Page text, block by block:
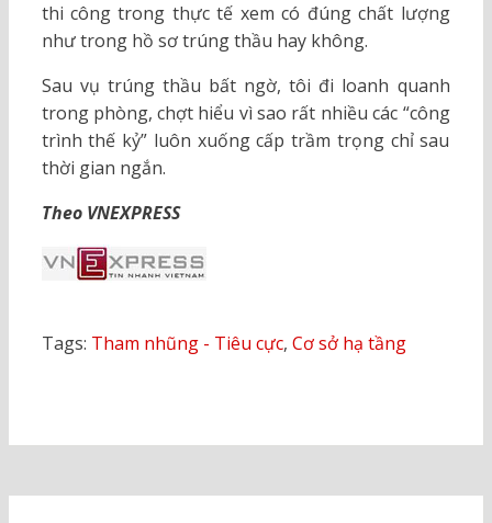
thi công trong thực tế xem có đúng chất lượng
như trong hồ sơ trúng thầu hay không.
Sau vụ trúng thầu bất ngờ, tôi đi loanh quanh
trong phòng, chợt hiểu vì sao rất nhiều các “công
trình thế kỷ” luôn xuống cấp trầm trọng chỉ sau
thời gian ngắn.
Theo VNEXPRESS
Tags: Tham nhũng - Tiêu cực, Cơ sở hạ tầng